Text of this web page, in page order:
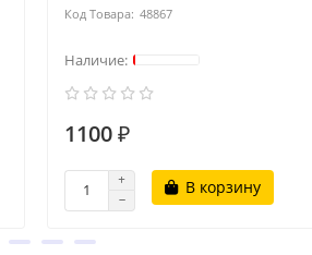
48867
1100 ₽
В корзину